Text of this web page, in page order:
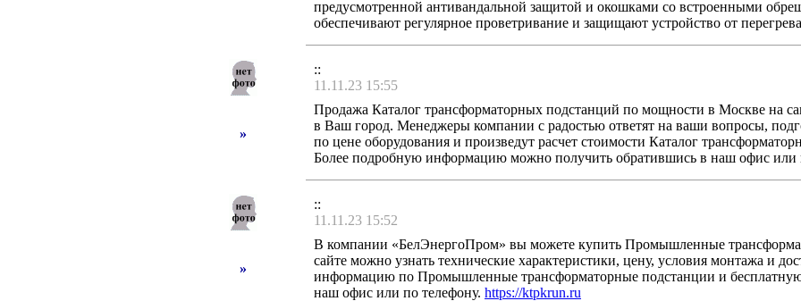
предусмотренной антивандальной защитой и окошками со встроенными
обеспечивают регулярное проветривание и защищают устройство от
::
11.11.23 15:55
»
Продажа Каталог трансформаторных подстанций по мощности в Москве на
в Ваш город. Менеджеры компании с радостью ответят на ваши вопросы,
по цене оборудования и произведут расчет стоимости Каталог
Более подробную информацию можно получить обратившись в наш офис или
::
11.11.23 15:52
»
В компании «БелЭнергоПром» вы можете купить Промышленные
сайте можно узнать технические характеристики, цену, условия монтажа и
информацию по Промышленные трансформаторные подстанции и
наш офис или по телефону. https://ktpkrun.ru